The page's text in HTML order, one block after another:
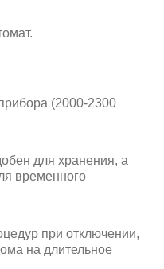
(2000-2300
для хранения, а
временного
при отключении,
на длительное